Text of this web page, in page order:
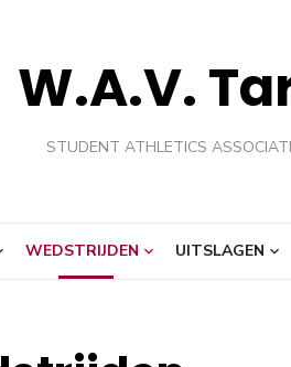
W.A.V.
STUDENT ATHLETICS
WEDSTRIJDEN UITSLAGEN